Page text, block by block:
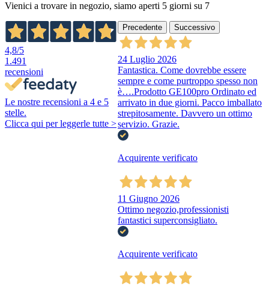
Vienici a trovare in negozio, siamo aperti 5 giorni su 7
4,8/5
1.491
recensioni
Le nostre recensioni a 4 e 5
stelle.
Clicca qui per leggerle tutte >
Precedente Successivo
24 Luglio 2026
Fantastica. Come dovrebbe essere
sempre e come purtroppo spesso non
è….Prodotto GE100pro Ordinato ed
arrivato in due giorni. Pacco imballato
strepitosamente. Davvero un ottimo
servizio. Grazie.
Acquirente verificato
11 Giugno 2026
Ottimo negozio,professionisti
fantastici superconsigliato.
Acquirente verificato